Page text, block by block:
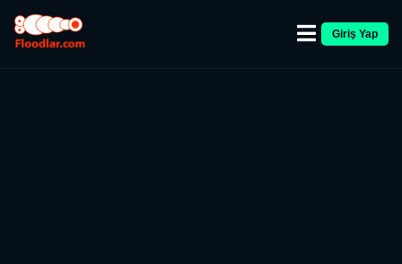
Giriş Yap